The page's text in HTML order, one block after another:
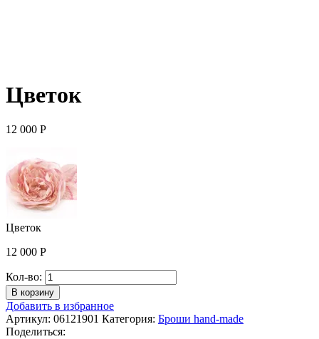
Цветок
12 000 Р
Цветок
12 000 Р
Кол-во: Количество
Цветок
В корзину
Добавить в избранное
Артикул: 06121901 Категория: Броши hand-made
Поделиться: